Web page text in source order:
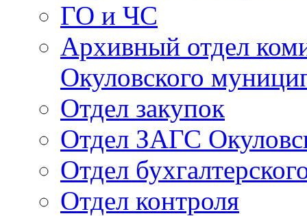
ГО и ЧС
Архивный отдел
Окуловского
Отдел закупок
Отдел ЗАГС
Отдел
Отдел контроля